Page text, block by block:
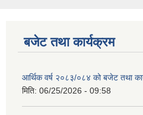
बजेट तथा कार्यक्रम
आर्थिक वर्ष २०८३/०८४ को बजेट तथा
मिति: 06/25/2026 - 09:58